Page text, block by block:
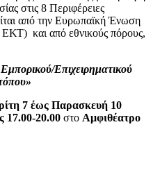
στις 8 Περιφέρειες
από την Ευρωπαϊκή Ένωση
και από εθνικούς πόρους,
Επιχειρηματικού
7 έως Παρασκευή 10
17.00-20.00 στο Αμφιθέατρο